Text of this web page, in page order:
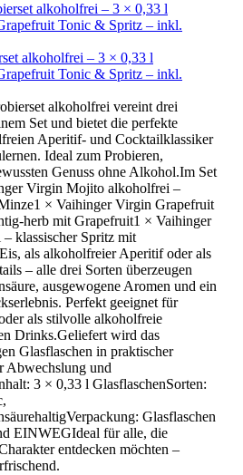
alkoholfrei – 3 × 0,33 l
Tonic & Spritz – inkl.
alkoholfrei vereint drei
Set und bietet die perfekte
Aperitif- und Cocktailklassiker
Ideal zum Probieren,
Genuss ohne Alkohol.Im Set
Virgin Mojito alkoholfrei –
× Vaihinger Virgin Grapefruit
herb mit Grapefruit1 × Vaihinger
klassischer Spritz mit
als alkoholfreier Aperitif oder als
– alle drei Sorten überzeugen
ausgewogene Aromen und ein
Perfekt geeignet für
als stilvolle alkoholfreie
Drinks.Geliefert wird das
Glasflaschen in praktischer
Abwechslung und
3 × 0,33 l GlasflaschenSorten:
Glasflaschen
EINWEGIdeal für alle, die
entdecken möchten –